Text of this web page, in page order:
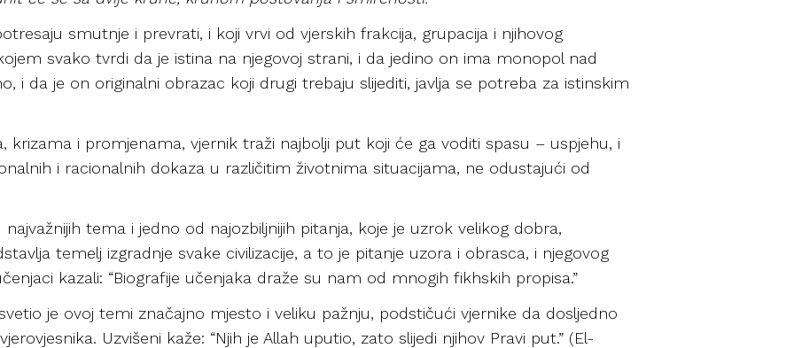
smutnje i prevrati, i koji vrvi od vjerskih frakcija, grupacija i njihovog
svako tvrdi da je istina na njegovoj strani, i da jedino on ima monopol nad
i da je on originalni obrazac koji drugi trebaju slijediti, javlja se potreba za istinskim
krizama i promjenama, vjernik traži najbolji put koji će ga voditi spasu – uspjehu, i
i racionalnih dokaza u različitim životnima situacijama, ne odustajući od
tema i jedno od najozbiljnijih pitanja, koje je uzrok velikog dobra,
temelj izgradnje svake civilizacije, a to je pitanje uzora i obrasca, i njegovog
kazali: “Biografije učenjaka draže su nam od mnogih fikhskih propisa.”
je ovoj temi značajno mjesto i veliku pažnju, podstičući vjernike da dosljedno
Uzvišeni kaže: “Njih je Allah uputio, zato slijedi njihov Pravi put.” (El-